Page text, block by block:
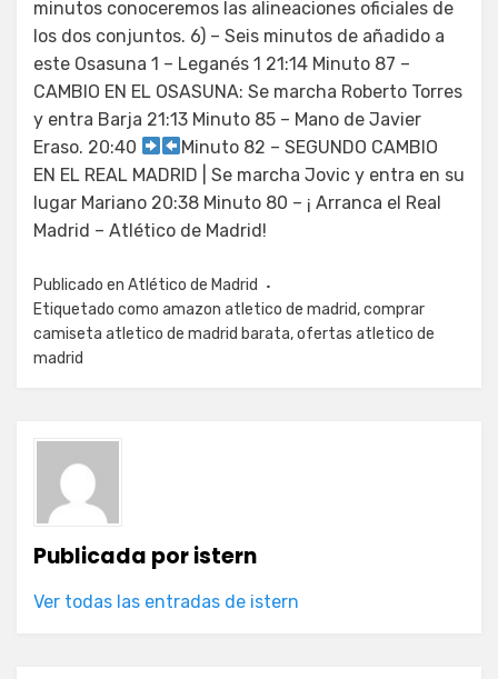
minutos conoceremos las alineaciones oficiales de
los dos conjuntos. 6) – Seis minutos de añadido a
este Osasuna 1 – Leganés 1 21:14 Minuto 87 –
CAMBIO EN EL OSASUNA: Se marcha Roberto Torres
y entra Barja 21:13 Minuto 85 – Mano de Javier
Eraso. 20:40
Minuto 82 – SEGUNDO CAMBIO
EN EL REAL MADRID | Se marcha Jovic y entra en su
lugar Mariano 20:38 Minuto 80 – ¡ Arranca el Real
Madrid – Atlético de Madrid!
Publicado en Atlético de Madrid
Etiquetado como amazon atletico de madrid,comprar
camiseta atletico de madrid barata,ofertas atletico de
madrid
Publicada poristern
Ver todas las entradas de istern